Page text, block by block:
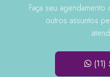
Faça seu
outros assuntos
(11)